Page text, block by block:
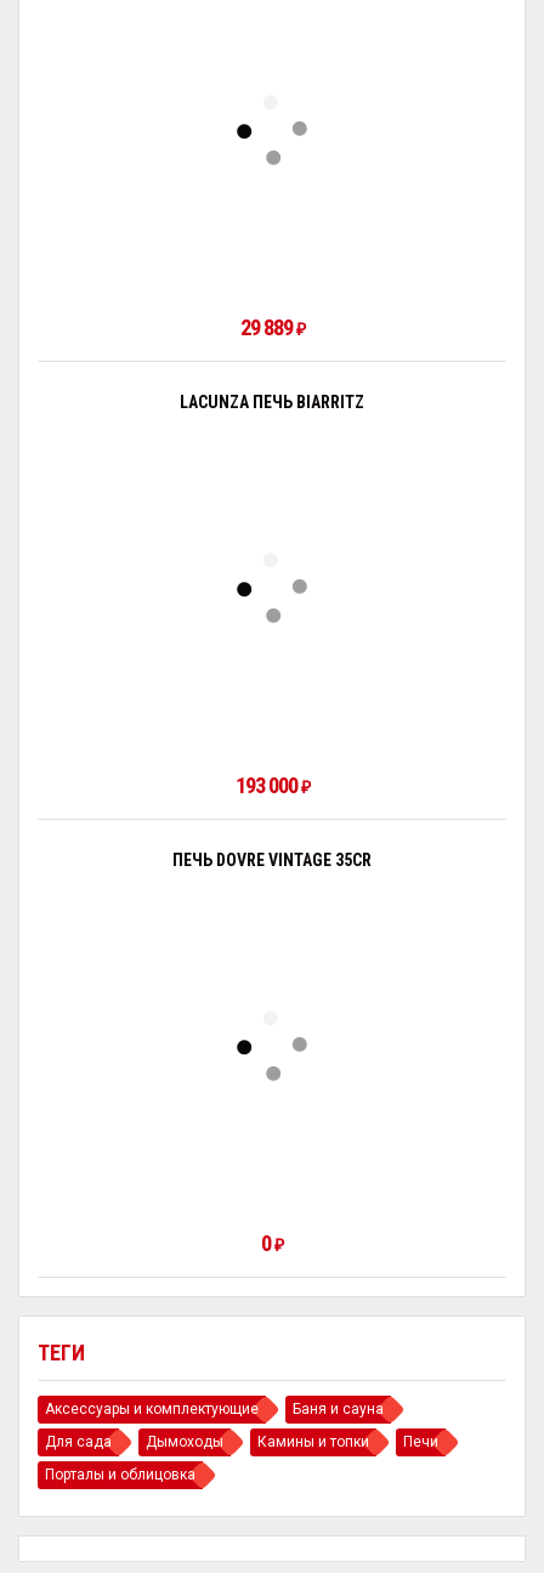
ТЕГИ
Аксессуары и комплектующие
Баня и сауна
Для сада
Дымоходы Камины и топки
Печи
Порталы и облицовка
29 889 ₽
LACUNZA ПЕЧЬ BIARRITZ
193 000 ₽
ПЕЧЬ DOVRE VINTAGE 35CR
0 ₽